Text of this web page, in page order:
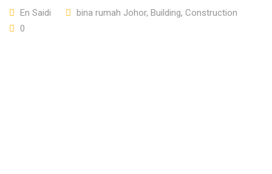
En Saidi bina rumah Johor, Building, Construction
0